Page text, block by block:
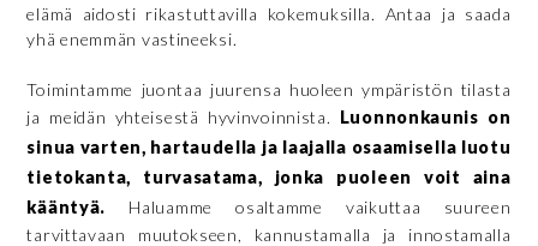
elämä aidosti rikastuttavilla kokemuksilla. Antaa ja saada
yhä enemmän vastineeksi.
Toimintamme juontaa juurensa huoleen ympäristön tilasta
ja meidän yhteisestä hyvinvoinnista. Luonnonkaunis on
sinua varten, hartaudella ja laajalla osaamisella luotu
tietokanta, turvasatama, jonka puoleen voit aina
kääntyä. Haluamme osaltamme vaikuttaa suureen
tarvittavaan muutokseen, kannustamalla ja innostamalla